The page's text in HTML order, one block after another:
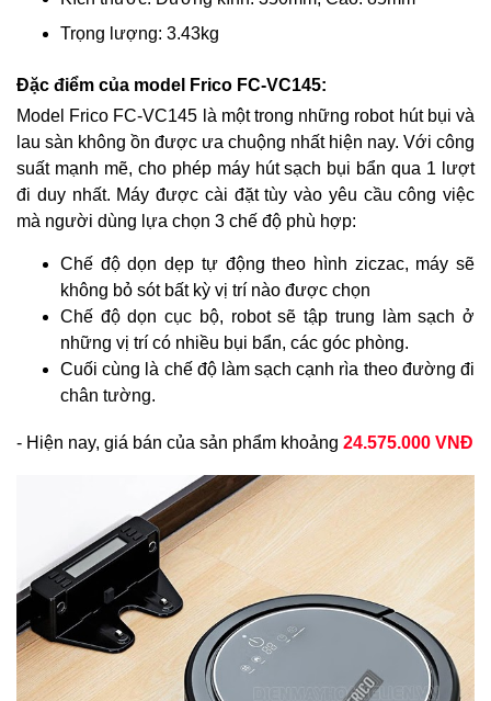
Trọng lượng: 3.43kg
Đặc điểm của model Frico FC-VC145:
Model Frico FC-VC145 là một trong những robot hút bụi và
lau sàn không ồn được ưa chuộng nhất hiện nay. Với công
suất mạnh mẽ, cho phép máy hút sạch bụi bẩn qua 1 lượt
đi duy nhất. Máy được cài đặt tùy vào yêu cầu công việc
mà người dùng lựa chọn 3 chế độ phù hợp:
Chế độ dọn dẹp tự động theo hình ziczac, máy sẽ
không bỏ sót bất kỳ vị trí nào được chọn
Chế độ dọn cục bộ, robot sẽ tập trung làm sạch ở
những vị trí có nhiều bụi bẩn, các góc phòng.
Cuối cùng là chế độ làm sạch cạnh rìa theo đường đi
chân tường.
- Hiện nay, giá bán của sản phẩm khoảng 24.575.000 VNĐ